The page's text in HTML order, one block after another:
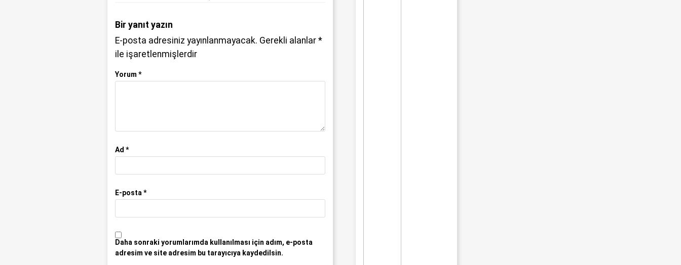
Bir yanıt yazın
E-posta adresiniz yayınlanmayacak. Gerekli alanlar *
ile işaretlenmişlerdir
Yorum *
Ad *
E-posta *
Daha sonraki yorumlarımda kullanılması için adım, e-posta
adresim ve site adresim bu tarayıcıya kaydedilsin.